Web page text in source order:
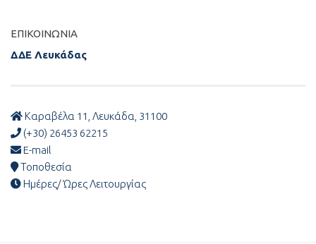
ΕΠΙΚΟΙΝΩΝΊΑ
ΔΔΕ Λευκάδας
Καραβέλα 11, Λευκάδα, 31100
(+30) 26453 62215
E-mail
Τοποθεσία
Ημέρες/ Ώρες Λειτουργίας